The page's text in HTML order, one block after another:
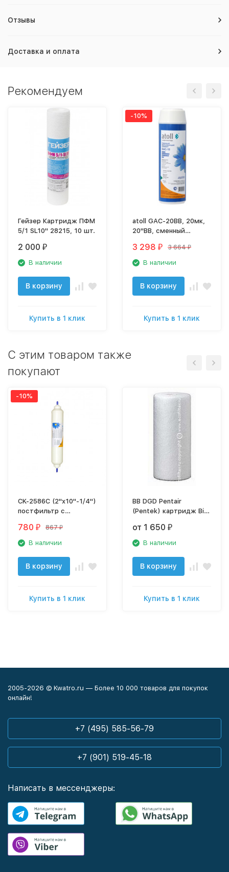
Отзывы
Доставка и оплата
Рекомендуем
Гейзер Картридж ПФМ
5/1 SL10" 28215, 10 шт.
2 000 ₽
В наличии
В корзину
Купить в 1 клик
-10%
atoll GAC-20BB, 20мк,
20"BB, сменный
3 298 ₽ 3 664 ₽
В наличии
В корзину
Купить в 1 клик
C этим товаром также
покупают
-10%
CK-2586C (2"x10"-1/4")
постфильтр с
780 ₽ 867 ₽
В наличии
В корзину
Купить в 1 клик
BB DGD Pentair
(Pentek) картридж Big
от 1 650 ₽
В наличии
В корзину
Купить в 1 клик
2005-2026 © Kwatro.ru — Более 10 000 товаров для покупок
онлайн!
+7 (495) 585-56-79
+7 (901) 519-45-18
Написать в мессенджеры: